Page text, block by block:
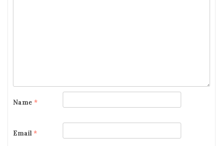
Name *
Email *